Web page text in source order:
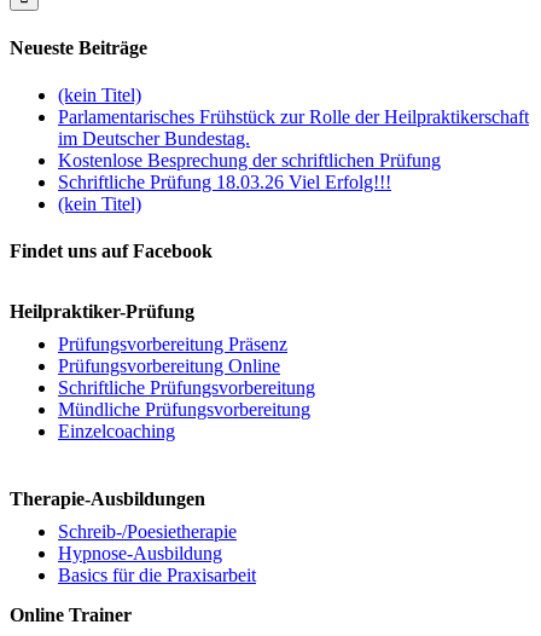
Neueste Beiträge
(kein Titel)
Parlamentarisches Frühstück zur Rolle der Heilpraktikerschaft
im Deutscher Bundestag.
Kostenlose Besprechung der schriftlichen Prüfung
Schriftliche Prüfung 18.03.26 Viel Erfolg!!!
(kein Titel)
Findet uns auf Facebook
Heilpraktiker-Prüfung
Prüfungsvorbereitung Präsenz
Prüfungsvorbereitung Online
Schriftliche Prüfungsvorbereitung
Mündliche Prüfungsvorbereitung
Einzelcoaching
Therapie-Ausbildungen
Schreib-/Poesietherapie
Hypnose-Ausbildung
Basics für die Praxisarbeit
Online Trainer